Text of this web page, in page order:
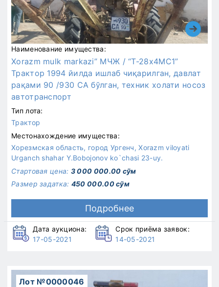
Наименование имущества:
Xorazm mulk markazi” МЧЖ / “Т-28х4МС1”
Трактор 1994 йилда ишлаб чиқарилган, давлат
рақами 90 /930 СA бўлган, техник холати носоз
автотранспорт
Тип лота:
Трактор
Местонахождение имущества:
Хорезмская область, город Ургенч, Xorazm viloyati
Urganch shahar Y.Bobojonov ko`chasi 23-uy.
Стартовая цена: 3 000 000.00 сўм
Размер задатка: 450 000.00 сўм
Подробнее
Дата аукциона:
17-05-2021
Срок приёма заявок:
14-05-2021
Лот №0000046